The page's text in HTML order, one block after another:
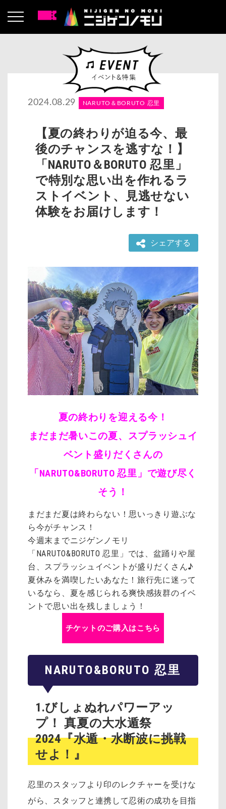
2024.08.29 NARUTO＆BORUTO 忍里
【夏の終わりが迫る今、最
後のチャンスを逃すな！】
「NARUTO＆BORUTO 忍里」
で特別な思い出を作れるラ
ストイベント、見逃せない
体験をお届けします！
シェアする
夏の終わりを迎える今！
まだまだ暑いこの夏、スプラッシュイ
ベント盛りだくさんの
「NARUTO&BORUTO 忍里」で遊び尽く
そう！
まだまだ夏は終わらない！思いっきり遊ぶな
ら今がチャンス！
今週末までニジゲンノモリ
「NARUTO&BORUTO 忍里」では、盆踊りや屋
台、スプラッシュイベントが盛りだくさん♪
夏休みを満喫したいあなた！旅行先に迷って
いるなら、夏を感じられる爽快感抜群のイベ
ントで思い出を残しましょう！
チケットのご購入はこちら
NARUTO&BORUTO 忍里
1.びしょぬれパワーアッ
プ！ 真夏の大水遁祭
2024『水遁・水断波に挑戦
せよ！』
忍里のスタッフより印のレクチャーを受けな
がら、スタッフと連携して忍術の成功を目指